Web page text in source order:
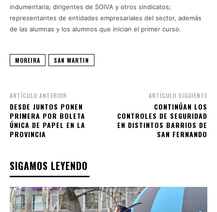
indumentaria; dirigentes de SOIVA y otros sindicatos;
representantes de entidades empresariales del sector, además
de las alumnas y los alumnos que inician el primer curso.
MOREIRA SAN MARTIN
ARTÍCULO ANTERIOR
DESDE JUNTOS PONEN
PRIMERA POR BOLETA
ÚNICA DE PAPEL EN LA
PROVINCIA
ARTÍCULO SIGUIENTE
CONTINÚAN LOS
CONTROLES DE SEGURIDAD
EN DISTINTOS BARRIOS DE
SAN FERNANDO
SIGAMOS LEYENDO